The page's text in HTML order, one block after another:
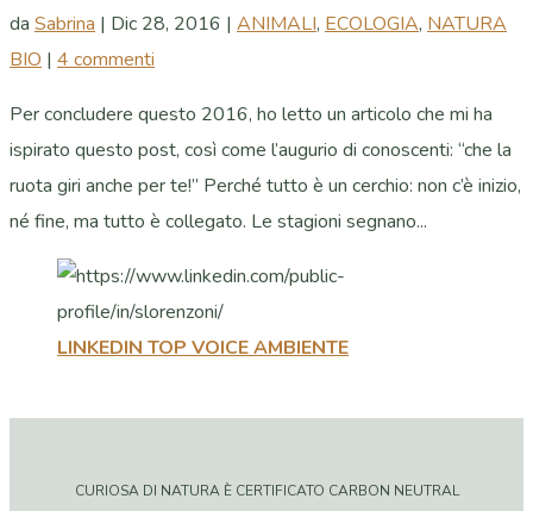
da Sabrina | Dic 28, 2016 | ANIMALI, ECOLOGIA, NATURA
BIO | 4 commenti
Per concludere questo 2016, ho letto un articolo che mi ha
ispirato questo post, così come l’augurio di conoscenti: “che la
ruota giri anche per te!” Perché tutto è un cerchio: non c’è inizio,
né fine, ma tutto è collegato. Le stagioni segnano...
LINKEDIN TOP VOICE AMBIENTE
CURIOSA DI NATURA È CERTIFICATO CARBON NEUTRAL